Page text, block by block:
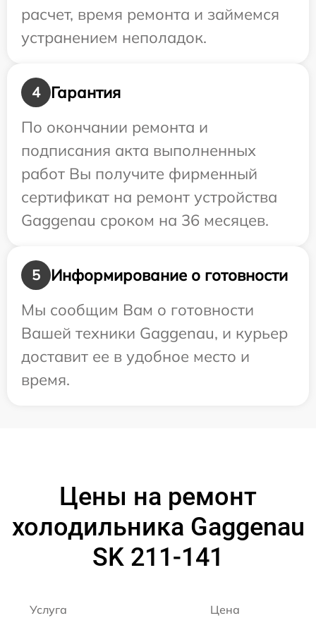
расчет, время ремонта и займемся
устранением неполадок.
4
Гарантия
По окончании ремонта и
подписания акта выполненных
работ Вы получите фирменный
сертификат на ремонт устройства
Gaggenau сроком на 36 месяцев.
5
Информирование о готовности
Мы сообщим Вам о готовности
Вашей техники Gaggenau, и курьер
доставит ее в удобное место и
время.
Цены на ремонт
холодильника Gaggenau
SK 211-141
Услуга Цена